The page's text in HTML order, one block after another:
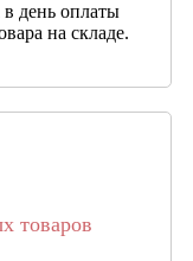
день оплаты
на складе.
товаров